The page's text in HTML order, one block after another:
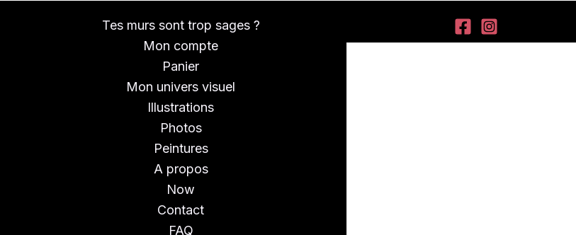
Tes murs sont trop sages ?
Mon compte
Panier
Mon univers visuel
Illustrations
Photos
Peintures
A propos
Now
Contact
FAQ